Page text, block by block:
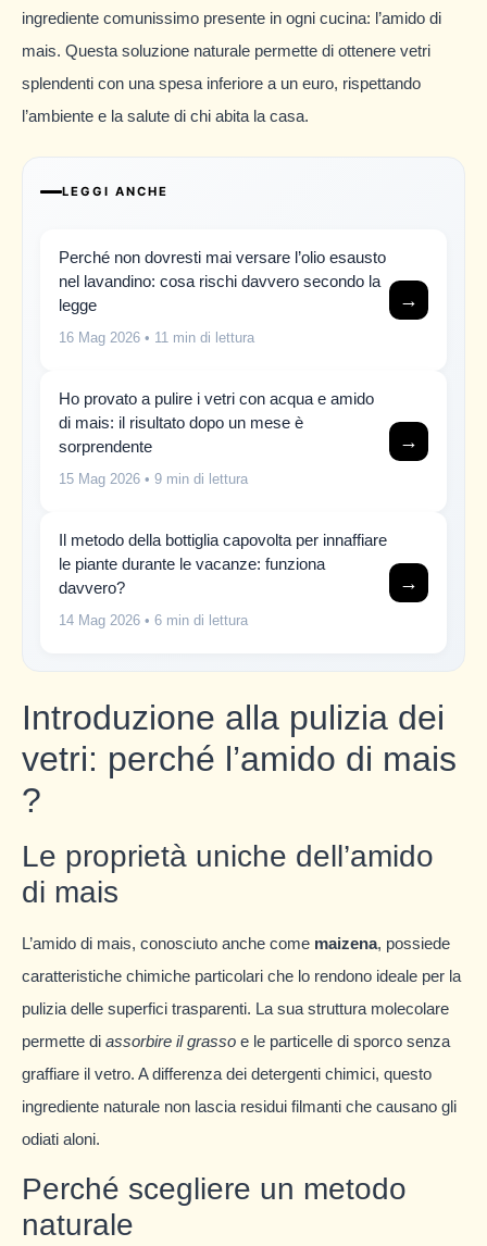
ingrediente comunissimo presente in ogni cucina: l’amido di
mais. Questa soluzione naturale permette di ottenere vetri
splendenti con una spesa inferiore a un euro, rispettando
l’ambiente e la salute di chi abita la casa.
LEGGI ANCHE
Perché non dovresti mai versare l’olio esausto
nel lavandino: cosa rischi davvero secondo la
legge
16 Mag 2026 • 11 min di lettura
→
Ho provato a pulire i vetri con acqua e amido
di mais: il risultato dopo un mese è
sorprendente
15 Mag 2026 • 9 min di lettura
→
Il metodo della bottiglia capovolta per innaffiare
le piante durante le vacanze: funziona
davvero?
14 Mag 2026 • 6 min di lettura
→
Introduzione alla pulizia dei
vetri: perché l’amido di mais
?
Le proprietà uniche dell’amido
di mais
L’amido di mais, conosciuto anche come maizena, possiede
caratteristiche chimiche particolari che lo rendono ideale per la
pulizia delle superfici trasparenti. La sua struttura molecolare
permette di assorbire il grasso e le particelle di sporco senza
graffiare il vetro. A differenza dei detergenti chimici, questo
ingrediente naturale non lascia residui filmanti che causano gli
odiati aloni.
Perché scegliere un metodo
naturale